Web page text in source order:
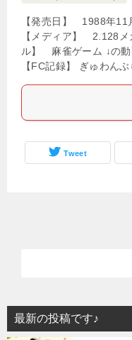
【発売日】 1988年
【メディア】 2.128メ
ル】 麻雀ゲーム ↓の動
【FC記録】 ぎゅわん
Tweet
最新の投稿です♪